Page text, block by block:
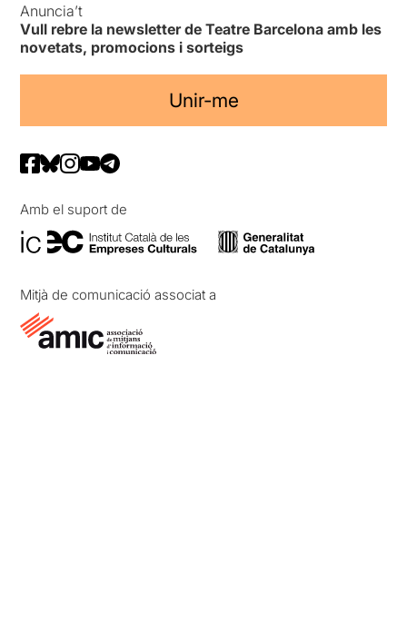
Anuncia’t
Vull rebre la newsletter de Teatre Barcelona amb les
novetats, promocions i sorteigs
Unir-me
Amb el suport de
Mitjà de comunicació associat a